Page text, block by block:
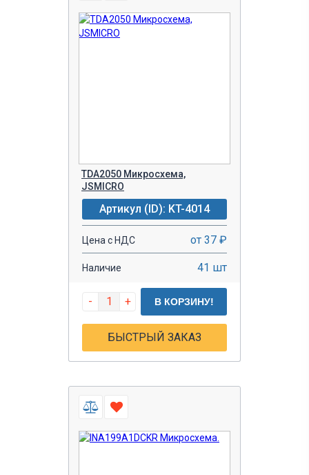
TDA2050 Микросхема,
JSMICRO
Артикул (ID): KT-4014
Цена с НДС от 37 ₽
Наличие 41 шт
- + В КОРЗИНУ!
БЫСТРЫЙ ЗАКАЗ